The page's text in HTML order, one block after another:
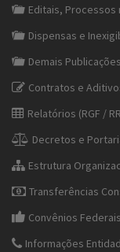
Editais,
Dispensas e
Demais
Contratos e
Relatórios (RGF /
Decretos e
Estrutura
Transferências
Convênios Federais
Informações